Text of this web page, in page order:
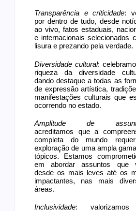
Transparência e criticidade:
por dentro de tudo, desde
ao vivo, fatos estaduais,
e internacionais selecionados
lisura e prezando pela verdade.
Diversidade cultural:
riqueza da diversidade
dando destaque a todas as
de expressão artística,
manifestações culturais que
ocorrendo no estado.
Amplitude de
acreditamos que a
completa do mundo
exploração de uma ampla
tópicos. Estamos
em abordar assuntos que
desde os mais leves até os
impactantes, nas mais
áreas.
Inclusividade: